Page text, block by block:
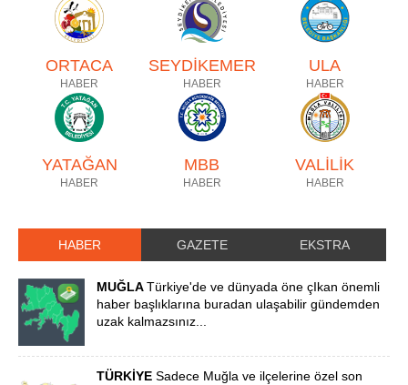
ORTACA
HABER
SEYDİKEMER
HABER
ULA
HABER
YATAĞAN
HABER
MBB
HABER
VALİLİK
HABER
HABER GAZETE EKSTRA
MUĞLATürkiye'de ve dünyada öne çIkan önemli
haber başlıklarına buradan ulaşabilir gündemden
uzak kalmazsınız...
TÜRKİYESadece Muğla ve ilçelerine özel son